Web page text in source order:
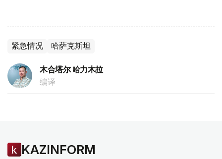
紧急情况 哈萨克斯坦
木合塔尔 哈力木拉
编译
KAZINFORM